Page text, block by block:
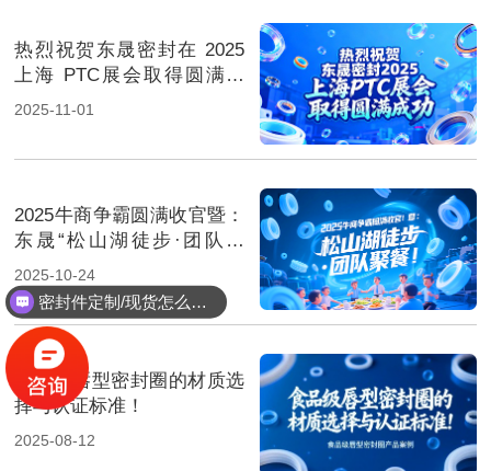
热烈祝贺东晟密封在 2025
上海 PTC展会取得圆满成
功！
2025-11-01
2025牛商争霸圆满收官暨：
东晟“松山湖徒步·团队聚
餐”！
2025-10-24
食品级唇型密封圈的材质选
择与认证标准！
2025-08-12
密封件定制/现货怎么报价，起订量多少？